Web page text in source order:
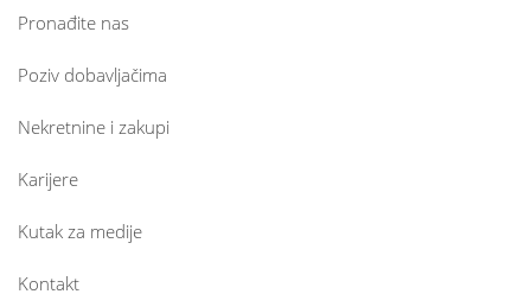
Pronađite nas
Poziv dobavljačima
Nekretnine i zakupi
Karijere
Kutak za medije
Kontakt